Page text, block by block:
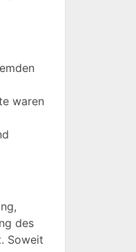
waren
des
Soweit